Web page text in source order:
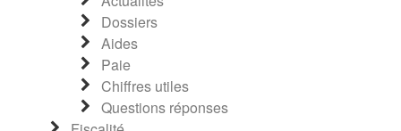
Dossiers
Aides
Paie
Chiffres utiles
Questions réponses